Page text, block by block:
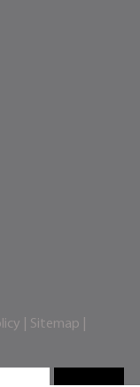
Sitemap